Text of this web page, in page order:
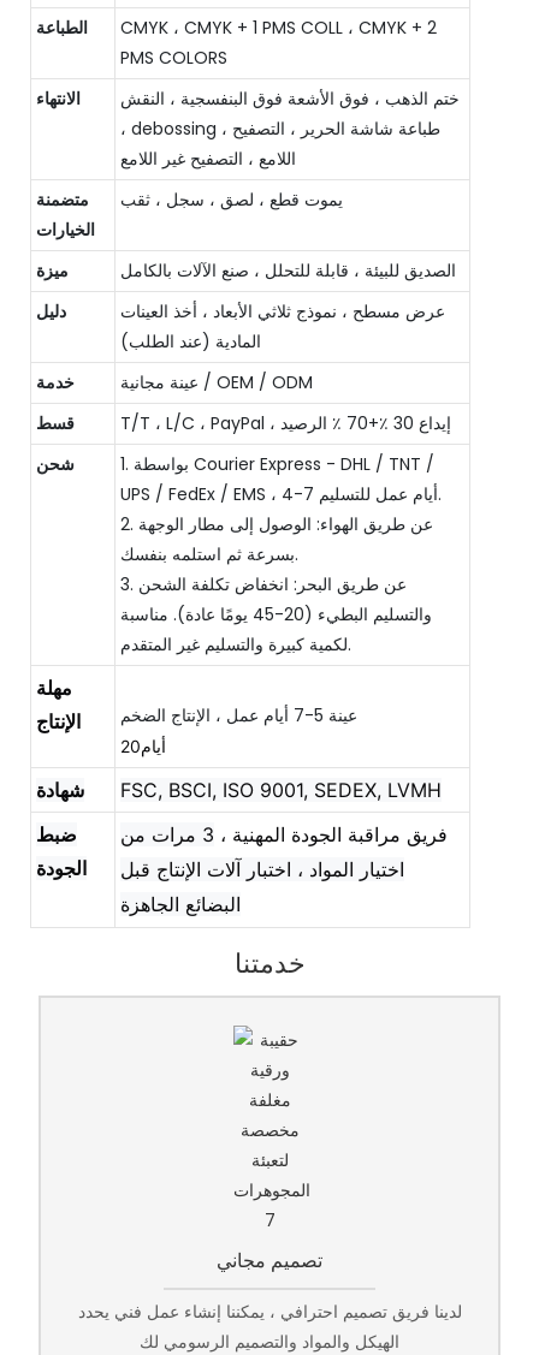
الطباعة
CMYK ، CMYK + 1 PMS COLL ، CMYK + 2
PMS COLORS
الانتهاء
ختم الذهب ، فوق الأشعة فوق البنفسجية ، النقش
، debossing ، طباعة شاشة الحرير ، التصفيح
اللامع ، التصفيح غير اللامع
متضمنة
الخيارات
يموت قطع ، لصق ، سجل ، ثقب
ميزة
الصديق للبيئة ، قابلة للتحلل ، صنع الآلات بالكامل
دليل
عرض مسطح ، نموذج ثلاثي الأبعاد ، أخذ العينات
المادية (عند الطلب)
خدمة
عينة مجانية / OEM / ODM
قسط
T/T ، L/C ، PayPal ، إيداع 30 ٪+70 ٪ الرصيد
شحن
1. بواسطة Courier Express - DHL / TNT /
UPS / FedEx / EMS ، 4-7 أيام عمل للتسليم.
2. عن طريق الهواء: الوصول إلى مطار الوجهة
بسرعة ثم استلمه بنفسك.
3. عن طريق البحر: انخفاض تكلفة الشحن
والتسليم البطيء (20-45 يومًا عادة). مناسبة
لكمية كبيرة والتسليم غير المتقدم.
مهلة
الإنتاج
أيام20
شهادة
FSC, BSCI, ISO 9001, SEDEX, LVMH
ضبط
الجودة
فريق مراقبة الجودة المهنية ،
3 مرات من
اختيار المواد ، اختبار آلات الإنتاج قبل
البضائع الجاهزة
خدمتنا
تصميم مجاني
لدينا فريق تصميم احترافي ، يمكننا إنشاء عمل فني يحدد
الهيكل والمواد والتصميم الرسومي لك